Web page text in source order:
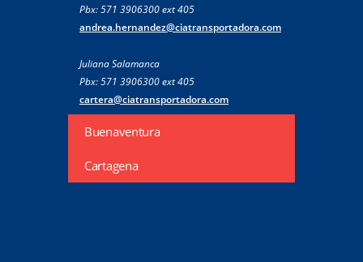
Pbx: 571 3906300 ext 405
andrea.hernandez@ciatransportadora.com
Juliana Salamanca
Pbx: 571 3906300 ext 405
cartera@ciatransportadora.com
Buenaventura
Cartagena